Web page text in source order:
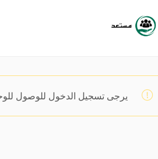
يرجى تسجيل الدخول للوصول